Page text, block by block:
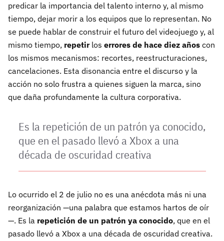
predicar la importancia del talento interno y, al mismo
tiempo, dejar morir a los equipos que lo representan. No
se puede hablar de construir el futuro del videojuego y, al
mismo tiempo, repetir los errores de hace diez años con
los mismos mecanismos: recortes, reestructuraciones,
cancelaciones. Esta disonancia entre el discurso y la
acción no solo frustra a quienes siguen la marca, sino
que daña profundamente la cultura corporativa.
Es la repetición de un patrón ya conocido,
que en el pasado llevó a Xbox a una
década de oscuridad creativa
Lo ocurrido el 2 de julio no es una anécdota más ni una
reorganización —una palabra que estamos hartos de oír
—. Es la repetición de un patrón ya conocido, que en el
pasado llevó a Xbox a una década de oscuridad creativa.